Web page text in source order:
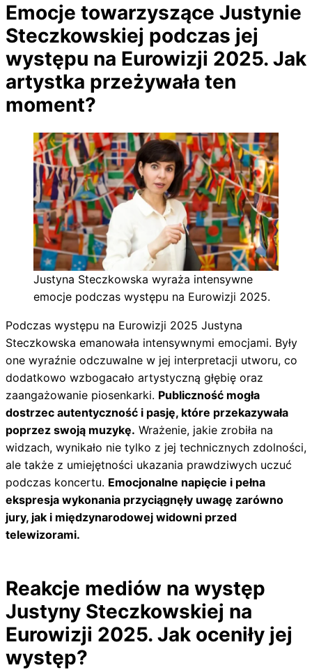
Emocje towarzyszące Justynie
Steczkowskiej podczas jej
występu na Eurowizji 2025. Jak
artystka przeżywała ten
moment?
Justyna Steczkowska wyraża intensywne
emocje podczas występu na Eurowizji 2025.
Podczas występu na Eurowizji 2025 Justyna
Steczkowska emanowała intensywnymi emocjami. Były
one wyraźnie odczuwalne w jej interpretacji utworu, co
dodatkowo wzbogacało artystyczną głębię oraz
zaangażowanie piosenkarki. Publiczność mogła
dostrzec autentyczność i pasję, które przekazywała
poprzez swoją muzykę. Wrażenie, jakie zrobiła na
widzach, wynikało nie tylko z jej technicznych zdolności,
ale także z umiejętności ukazania prawdziwych uczuć
podczas koncertu. Emocjonalne napięcie i pełna
ekspresja wykonania przyciągnęły uwagę zarówno
jury, jak i międzynarodowej widowni przed
telewizorami.
Reakcje mediów na występ
Justyny Steczkowskiej na
Eurowizji 2025. Jak oceniły jej
występ?